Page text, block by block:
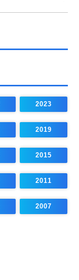
2023
2019
2015
2011
2007